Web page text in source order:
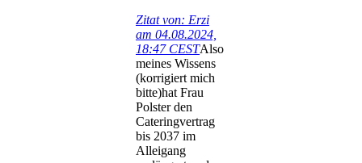
Zitat von: Erzi
am 04.08.2024,
18:47 CESTAlso
meines Wissens
(korrigiert mich
bitte)hat Frau
Polster den
Cateringvertrag
bis 2037 im
Alleigang